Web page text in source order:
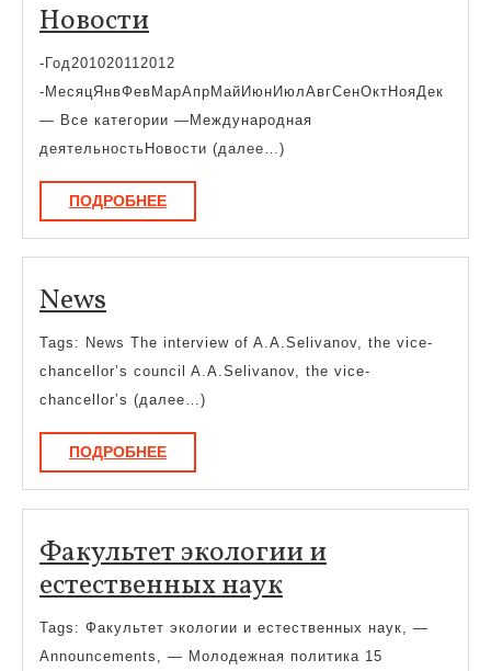
НовостиНовости
-Год201020112012
-МесяцЯнвФевМарАпрМайИюнИюлАвгСенОктНояДек
— Все категории —Международная
деятельностьНовости (далее…)
ПОДРОБНЕЕПОДРОБНЕЕ
NewsNews
Tags: News The interview of A.A.Selivanov, the vice-
chancellor’s council A.A.Selivanov, the vice-
chancellor’s (далее…)
ПОДРОБНЕЕПОДРОБНЕЕ
Факультет экологии и
естественных наукФакультет
экологии
и
Tags: Факультет экологии и естественных наук, —
Announcements, — Молодежная политика 15